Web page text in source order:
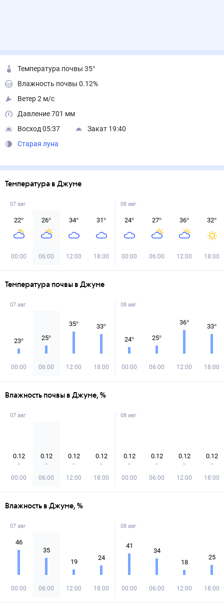
Температура почвы 35°
Влажность почвы 0.12%
Ветер 2 м/с
Давление 701 мм
Восход 05:37
Закат 19:40
Старая луна
Температура в Джуме
07 авг
22°
00:00
26°
06:00
34°
12:00
31°
18:00
08 авг
24°
00:00
27°
06:00
36°
12:00
32°
18:00
Температура почвы в Джуме
07 авг
23°
00:00
25°
06:00
35°
12:00
33°
18:00
08 авг
24°
00:00
25°
06:00
36°
12:00
33°
18:00
Влажность почвы в Джуме, %
07 авг
0.12
00:00
0.12
06:00
0.12
12:00
0.12
18:00
08 авг
0.12
00:00
0.12
06:00
0.12
12:00
0.12
18:00
Влажность в Джуме, %
07 авг
46
00:00
35
06:00
19
12:00
24
18:00
08 авг
41
00:00
34
06:00
18
12:00
25
18:00